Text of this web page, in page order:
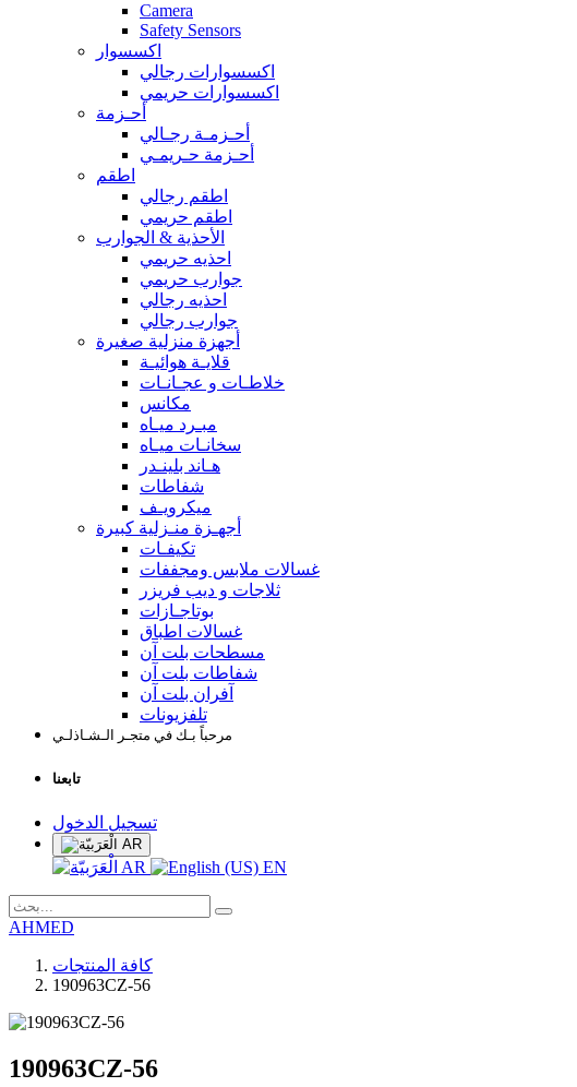
Camera
Safety Sensors
اكسسوار
اكسسوارات رجالي
اكسسوارات حريمي
أحـزمة
أحـزمـة رجـالي
أحـزمة حـريمـي
اطقم
اطقم رجالي
اطقم حريمي
الأحذية & الجوارب
احذيه حريمي
جوارب حريمي
احذيه رجالي
جوارب رجالي
أجهزة منزلية صغيرة
قلايـة هوائيـة
خلاطـات و عجـانـات
مكانس
مبـرد ميـاه
سخانـات ميـاه
هـاند بلينـدر
شفاطات
ميكرويـف
أجهـزة منـزلية كبيرة
تكيفـات
غسالات ملابس ومجففات
ثلاجات و ديب فريزر
بوتاجـازات
غسالات اطباق
مسطحات بلت آن
شفاطات بلت آن
آفران بلت آن
تلفزيونات
مرحباً بـك في متجـر الـشـاذلـي
تابعنا
تسجيل الدخول
AR
AR EN
AHMED
كافة المنتجات
190963CZ-56
190963CZ-56